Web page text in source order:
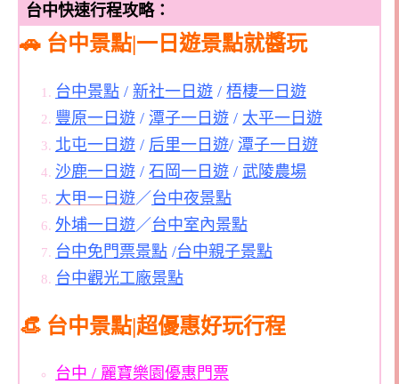
台中快速行程攻略：
🚗 台中景點|一日遊景點就醬玩
台中景點 / 新社一日遊 / 梧棲一日遊
豐原一日遊 / 潭子一日遊 / 太平一日遊
北屯一日遊 / 后里一日遊/ 潭子一日遊
沙鹿一日遊 / 石岡一日遊 / 武陵農場
大甲一日遊／台中夜景點
外埔一日遊／台中室內景點
台中免門票景點 /台中親子景點
台中觀光工廠景點
👒 台中景點|超優惠好玩行程
台中 / 麗寶樂園優惠門票